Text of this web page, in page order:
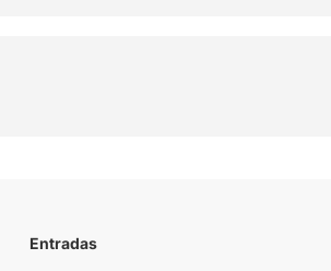
Entradas